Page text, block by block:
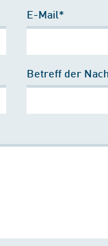
E-Mail*
Betreff der